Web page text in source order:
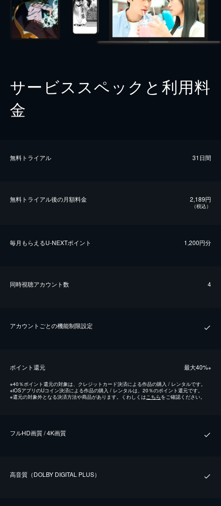
サービススペックと利用料
金
無料トライアル 31日間
無料トライアル後の⽉額料金 2,189円
（税込）
毎⽉もらえるU-NEXTポイント 1,200円分
同時視聴アカウント数 4
アカウントごとの機能制限設定
ポイント還元 最⼤40%※
※40％ポイント還元の対象は、クレジットカード決済による作品の購入 / レンタルです。
※iOSアプリのUコイン決済による作品の購入 / レンタルは、20％のポイント還元です。
※還元の対象外となる決済方法や商品があります。くわしくはこちらをご確認ください。
フルHD画質 / 4K画質
⾼⾳質（DOLBY DIGITAL PLUS）